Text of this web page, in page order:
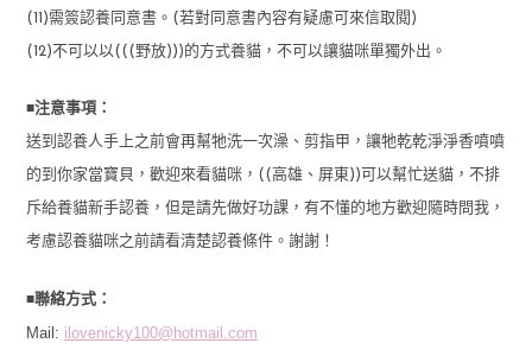
(11)需簽認養同意書。(若對同意書內容有疑慮可來信取閱)
(12)不可以以(((野放)))的方式養貓，不可以讓貓咪單獨外出。
■注意事項：
送到認養人手上之前會再幫牠洗一次澡、剪指甲，讓牠乾乾淨淨香噴噴
的到你家當寶貝，歡迎來看貓咪，((高雄、屏東))可以幫忙送貓，不排
斥給養貓新手認養，但是請先做好功課，有不懂的地方歡迎隨時問我，
考慮認養貓咪之前請看清楚認養條件。謝謝！
■聯絡方式：
Mail: ilovenicky100@hotmail.com